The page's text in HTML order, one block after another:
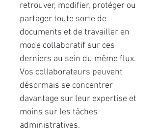
retrouver, modifier, protéger ou
partager toute sorte de
documents et de travailler en
mode collaboratif sur ces
derniers au sein du même flux.
Vos collaborateurs peuvent
désormais se concentrer
davantage sur leur expertise et
moins sur les tâches
administratives.